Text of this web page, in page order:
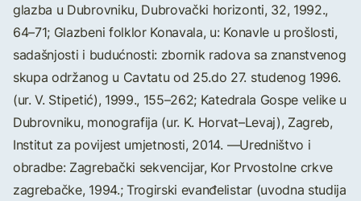
glazba u Dubrovniku, Dubrovački horizonti, 32, 1992.,
64–71; Glazbeni folklor Konavala, u: Konavle u prošlosti,
sadašnjosti i budućnosti: zbornik radova sa znanstvenog
skupa održanog u Cavtatu od 25.do 27. studenog 1996.
(ur. V. Stipetić), 1999., 155–262; Katedrala Gospe velike u
Dubrovniku, monografija (ur. K. Horvat–Levaj), Zagreb,
Institut za povijest umjetnosti, 2014. —Uredništvo i
obradbe: Zagrebački sekvencijar, Kor Prvostolne crkve
zagrebačke, 1994.; Trogirski evanđelistar (uvodna studija